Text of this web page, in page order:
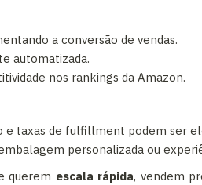
a conversão de vendas.
automatizada.
nos rankings da Amazon.
e taxas de fulfillment podem ser
personalizada ou
querem escala rápida, vendem